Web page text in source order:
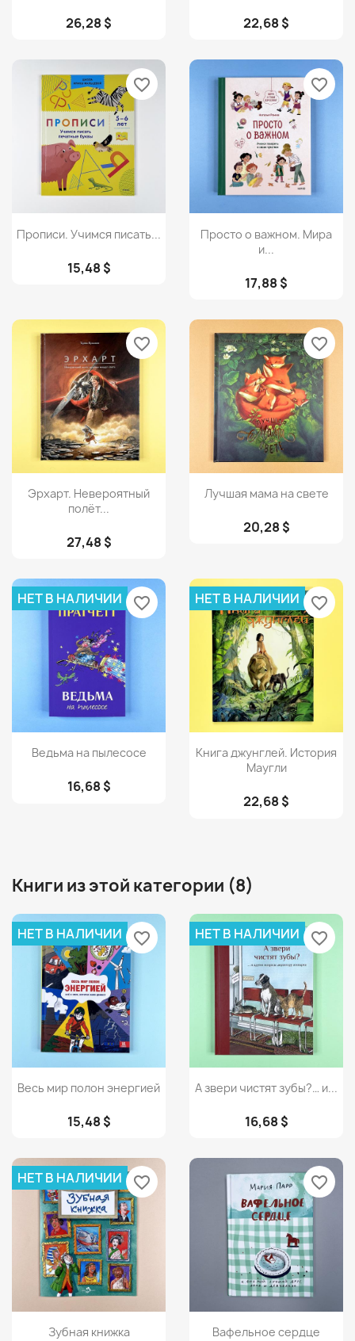
26,28 $ 22,68 $
 Просмотр
Прописи. Учимся писать...
15,48 $
favorite_border
 Просмотр
Просто о важном. Мира
и...
17,88 $
favorite_border
Просмотр
Эрхарт. Невероятный
полёт...
27,48 $
favorite_border
Просмотр
Лучшая мама на свете
20,28 $
favorite_border
Просмотр
Ведьма на пылесосе
16,68 $
НЕТ В НАЛИЧИИ favorite_border
Просмотр
Книга джунглей. История
Маугли
22,68 $
НЕТ В НАЛИЧИИ favorite_border
Книги из этой категории (8)
Просмотр
Весь мир полон энергией
15,48 $
НЕТ В НАЛИЧИИ favorite_border
Просмотр
А звери чистят зубы?… и...
16,68 $
НЕТ В НАЛИЧИИ favorite_border
Просмотр
Зубная книжка
НЕТ В НАЛИЧИИ favorite_border
Просмотр
Вафельное сердце
favorite_border